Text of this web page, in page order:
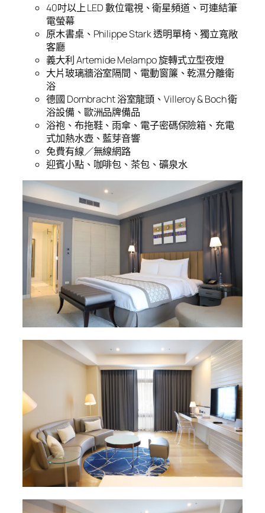
40吋以上 LED 數位電視、衛星頻道、可連結筆
電螢幕
原木書桌、Philippe Stark 透明單椅、獨立寬敞
客廳
義大利 Artemide Melampo 旋轉式立型夜燈
大片玻璃牆浴室隔間、電動窗簾、乾濕分離衛
浴
德國 Dornbracht 浴室龍頭、Villeroy & Boch 衛
浴設備、歐洲品牌備品
浴袍、布拖鞋、雨傘、電子密碼保險箱、充電
式加熱水壺、藍芽音響
免費有線／無線網路
迎賓小點、咖啡包、茶包、礦泉水